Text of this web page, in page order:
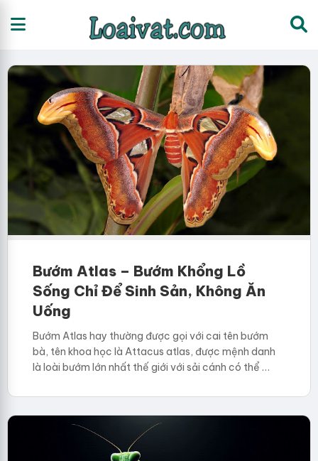
Bướm Atlas – Bướm Khổng Lồ
Sống Chỉ Để Sinh Sản, Không Ăn
Uống
Bướm Atlas hay thường được gọi với cai tên bướm
bà, tên khoa học là Attacus atlas, được mệnh danh
là loài bướm lớn nhất thế giới với sải cánh có thể …